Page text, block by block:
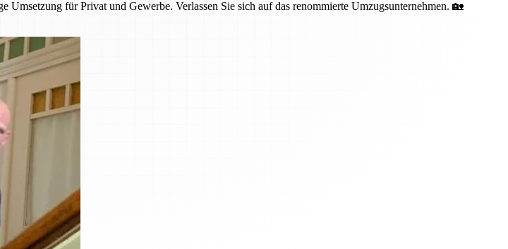
für Privat und Gewerbe. Verlassen Sie sich auf das renommierte Umzugsunternehmen. 🏡